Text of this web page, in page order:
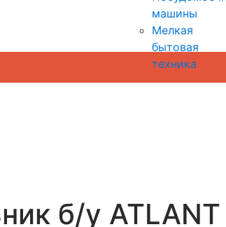
машины
Мелкая
бытовая
техника
б/у